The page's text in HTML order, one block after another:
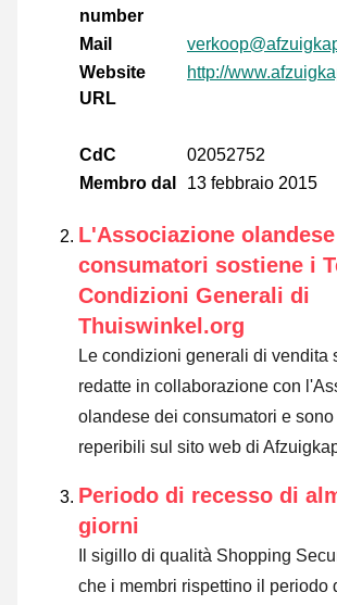
number
Mail
Website
URL
http://
CdC
02052752
Membro dal
13 febbraio 2015
L'Associazione
consumatori sostiene i
Condizioni Generali di
Thuiswinkel.org
Le condizioni generali di vendita
redatte in collaborazione con
olandese dei consumatori e
reperibili sul sito web di
Periodo di recesso di
giorni
Il sigillo di qualità Shopping
che i membri rispettino il periodo